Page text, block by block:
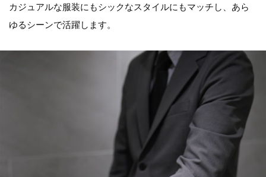
カジュアルな服装にもシックなスタイルにもマッチし、あら
ゆるシーンで活躍します。